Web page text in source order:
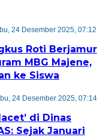
24 Desember 2025, 07:12
Roti Berjamur
MBG Majene,
ke Siswa
24 Desember 2025, 07:14
di Dinas
Sejak Januari